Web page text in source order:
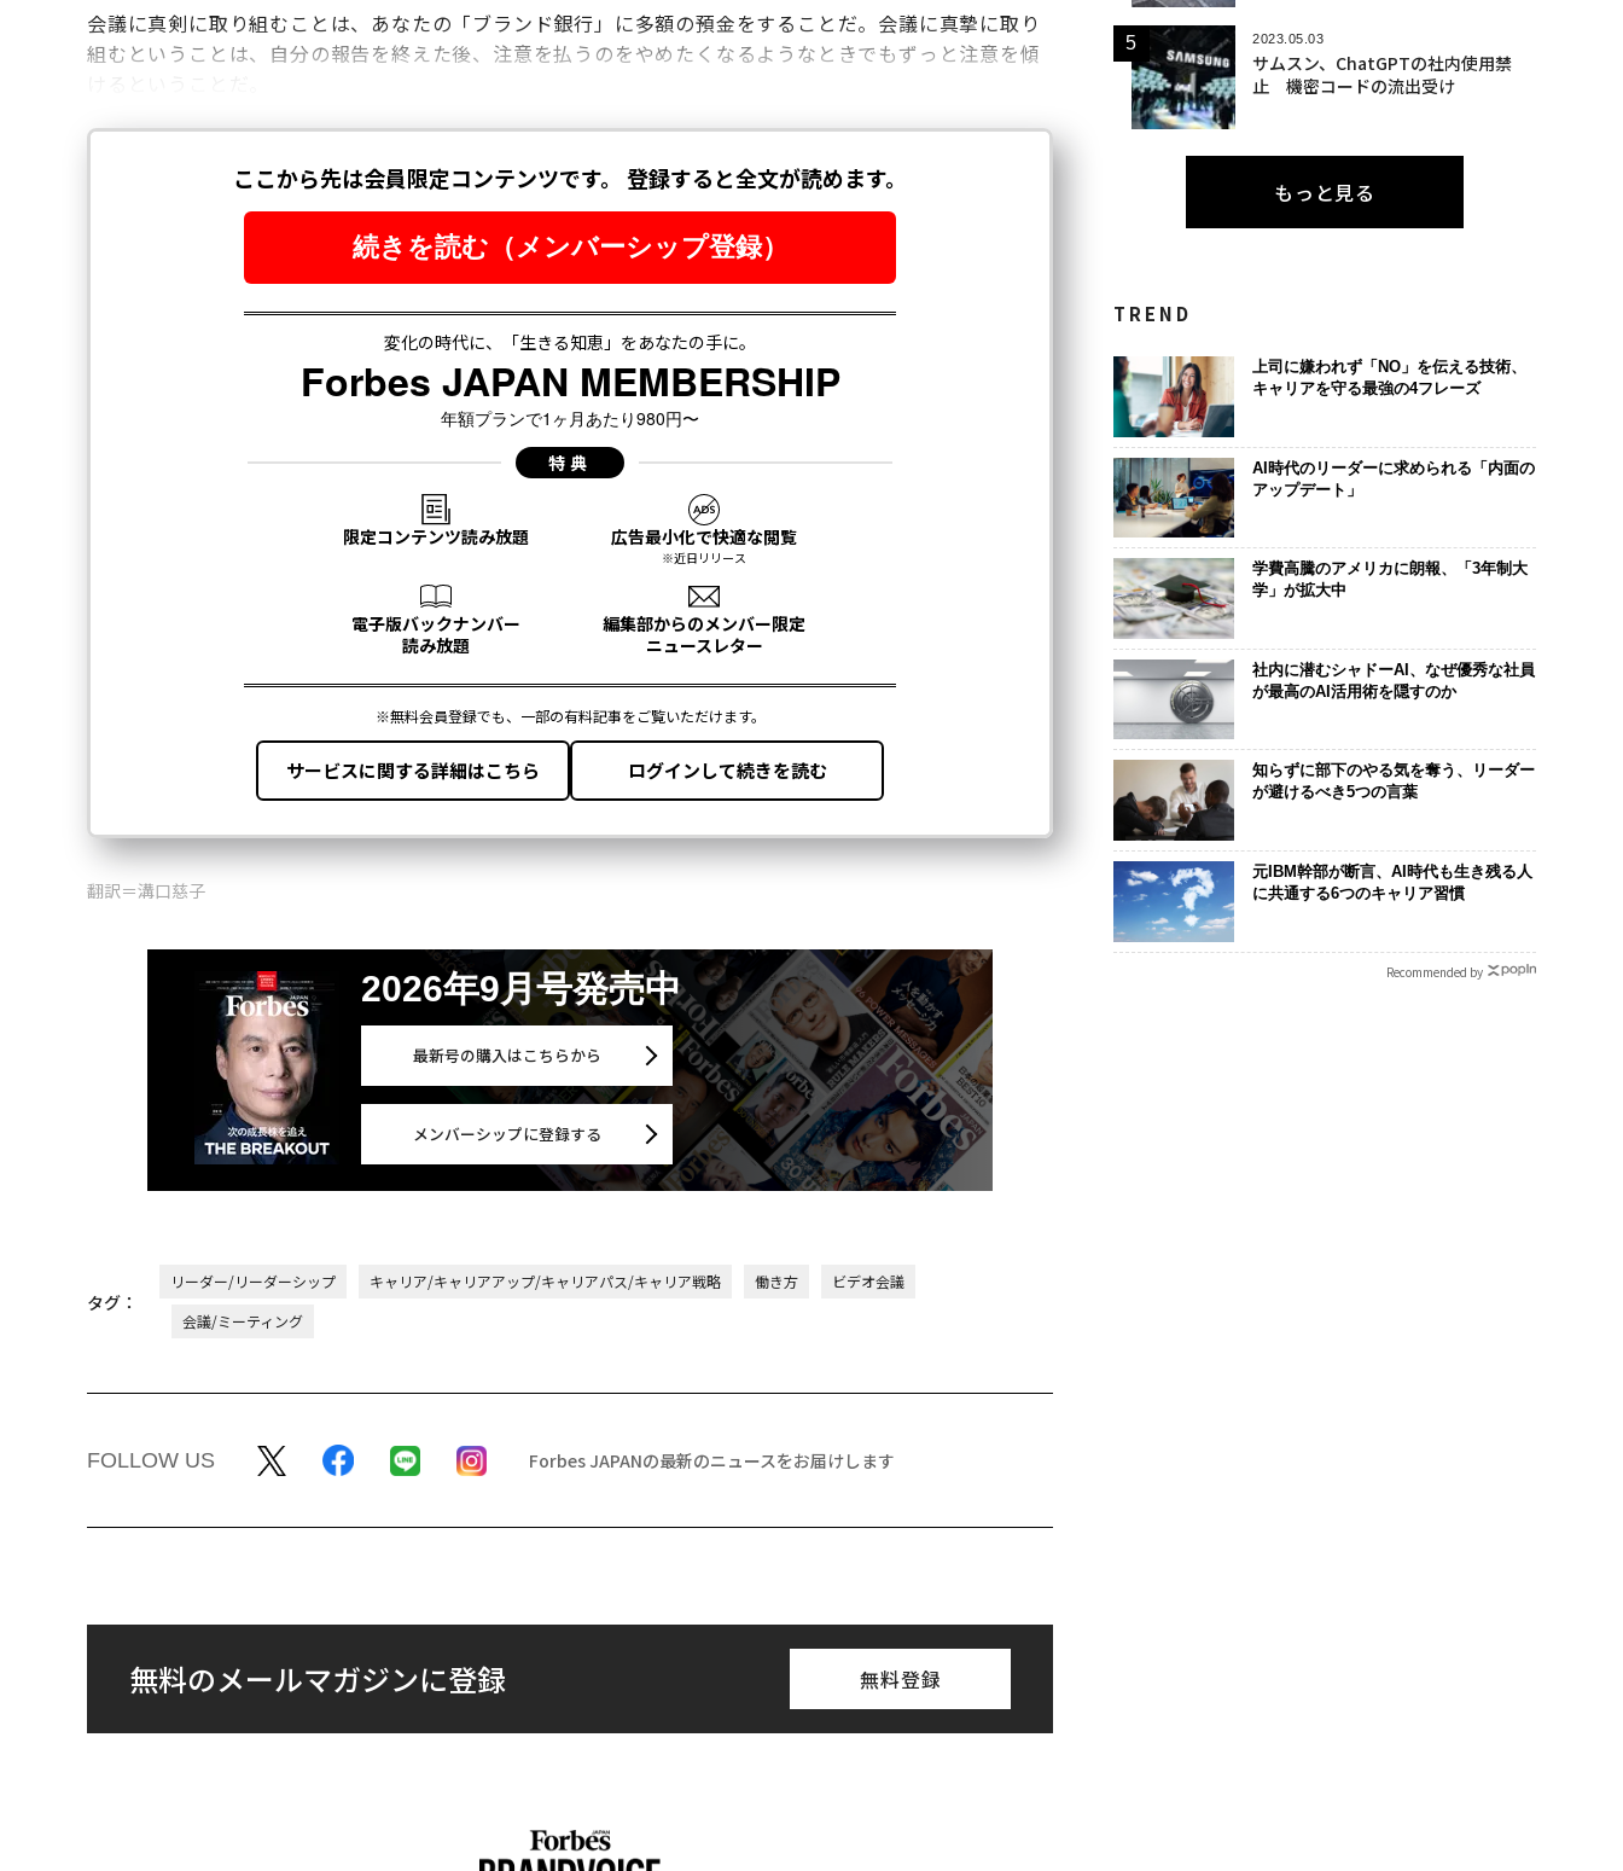
会議に真剣に取り組むことは、あなたの「ブランド銀行」に多額の預金をすることだ。会議に真摯に取り
組むということは、自分の報告を終えた後、注意を払うのをやめたくなるようなときでもずっと注意を傾
翻訳＝溝口慈子
2026年9月号発売中
最新号の購入はこちらから
メンバーシップに登録する
タグ：
リーダー/リーダーシップ キャリア/キャリアアップ/キャリアパス/キャリア戦略 働き方
ビデオ会議
会議/ミーティング
FOLLOW US Forbes JAPANの最新のニュースをお届けします
無料のメールマガジンに登録 無料登録
2023.05.03
サムスン、ChatGPTの社内使用禁
止 機密コードの流出受け
もっと見る
TREND
上司に嫌われず「NO」を伝える技術、
キャリアを守る最強の4フレーズ
AI時代のリーダーに求められる「内面の
アップデート」
学費高騰のアメリカに朗報、「3年制大
学」が拡大中
社内に潜むシャドーAI、なぜ優秀な社員
が最高のAI活用術を隠すのか
知らずに部下のやる気を奪う、リーダー
が避けるべき5つの言葉
元IBM幹部が断言、AI時代も生き残る人
に共通する6つのキャリア習慣
Recommended by